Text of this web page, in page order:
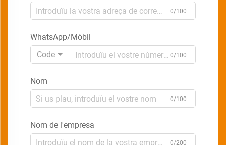
0/100
WhatsApp/Mòbil
Code
0/100
Nom
0/100
Nom de l'empresa
0/200